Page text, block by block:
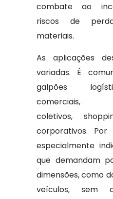
combate ao
riscos de
materiais.
As aplicações
variadas. É
galpões
comerciais,
coletivos,
corporativos.
especialmente
que demandam
dimensões, como
veículos, sem